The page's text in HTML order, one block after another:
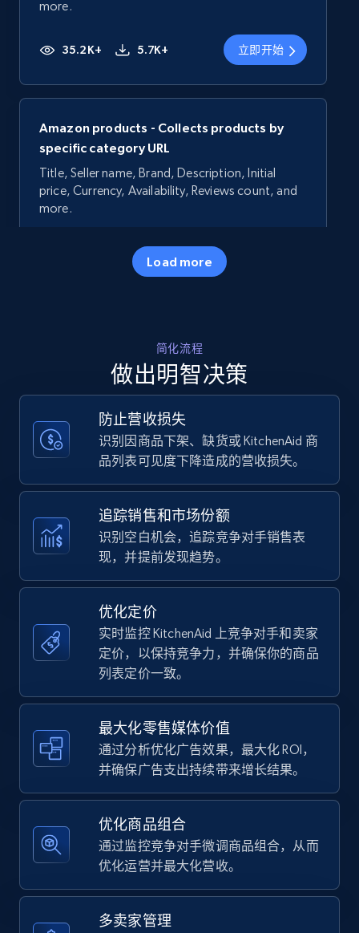
more.
35.2K+ 5.7K+ 立即开始
Amazon products - Collects products by
specific category URL
Title, Seller name, Brand, Description, Initial
price, Currency, Availability, Reviews count, and
more.
5.7K+
Title, Seller name, Brand, Description, Initial
price, Currency, Availability, Reviews count, and
35.2K+ 5.7K+ 立即开始
Amazon products - find products by using
upc numbers
Title, Seller name, Brand, Description, Initial
35.2K+ 5.7K+ 立即开始
Amazon Reviews
URL, Product name, Product rating, Product
rating object, Product rating max, Rating,
Author name, Asin, and more.
870+ 立即开始
Walmart - products
Load more
简化流程
做出明智决策
防止营收损失
识别因商品下架、缺货或 KitchenAid 商
品列表可见度下降造成的营收损失。
追踪销售和市场份额
识别空白机会，追踪竞争对手销售表
现，并提前发现趋势。
优化定价
实时监控 KitchenAid 上竞争对手和卖家
定价，以保持竞争力，并确保你的商品
列表定价一致。
最大化零售媒体价值
通过分析优化广告效果，最大化 ROI，
并确保广告支出持续带来增长结果。
优化商品组合
通过监控竞争对手微调商品组合，从而
优化运营并最大化营收。
多卖家管理